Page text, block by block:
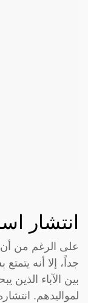
انتشار
على الرغم من
جداً، إلا أنه
بين الآباء الذين
لمواليدهم.